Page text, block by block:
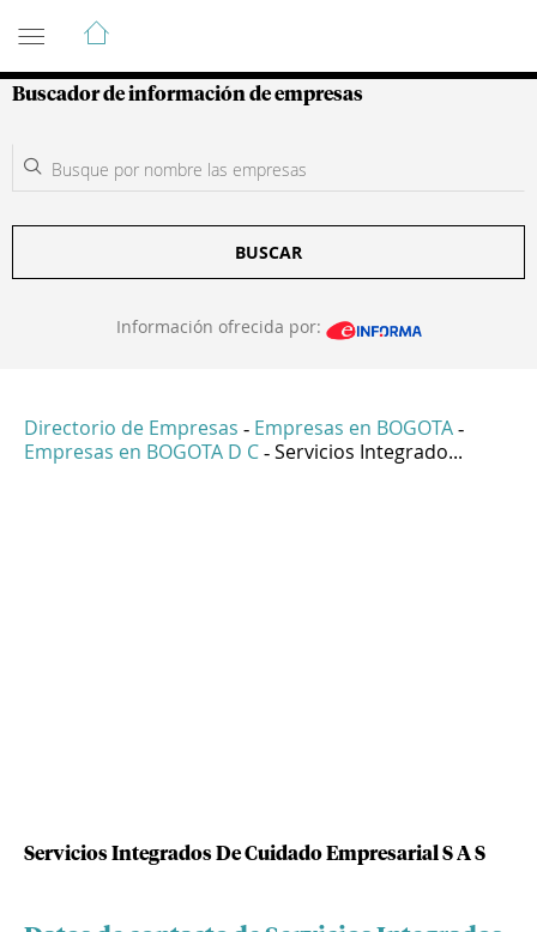
Guía de Empresas Colombianas
Buscador de información de empresas
BUSCAR
Información ofrecida por:
Directorio de Empresas - Empresas en BOGOTA -
Empresas en BOGOTA D C - Servicios Integrado...
Servicios Integrados De Cuidado Empresarial S A S